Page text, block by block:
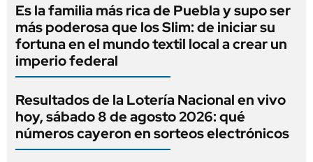
Es la familia más rica de Puebla y supo ser
más poderosa que los Slim: de iniciar su
fortuna en el mundo textil local a crear un
imperio federal
Resultados de la Lotería Nacional en vivo
hoy, sábado 8 de agosto 2026: qué
números cayeron en sorteos electrónicos